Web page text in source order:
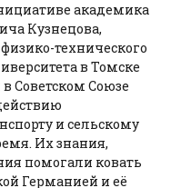
академика
Кузнецова,
технического
в Томске
Советском Союзе
и сельскому
Их знания,
помогали ковать
Германией и её